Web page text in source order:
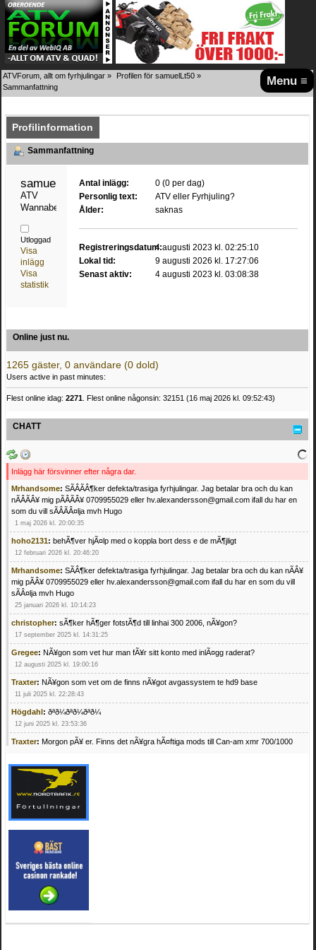
Menu ≡
ATVForum, allt om fyrhjulingar » Profilen för samuelLt50 »
Sammanfattning
Profilinformation
Sammanfattning
samuelLt50
ATV
Wannabe
Utloggad
Visa
inlägg
Visa
statistik
Antal inlägg:
0 (0 per dag)
Personlig text:
ATV eller Fyrhjuling?
Ålder:
saknas
Registreringsdatum:4 augusti 2023 kl. 02:25:10
Lokal tid:
9 augusti 2026 kl. 17:27:06
Senast aktiv:
4 augusti 2023 kl. 03:08:38
Online just nu.
1265 gäster, 0 användare (0 dold)
Users active in past minutes:
Flest online idag: 2271 . Flest online någonsin: 32151 (16 maj 2026 kl. 09:52:43)
CHATT
Inlägg här försvinner efter några dar.
Mrhandsome: SÃÂÃÂ¶ker defekta/trasiga fyrhjulingar. Jag betalar bra och du kan
nÃÂÃÂ¥ mig pÃÂÃÂ¥ 0709955029 eller hv.alexandersson@gmail.com ifall du har en
som du vill sÃÂÃÂ¤lja mvh Hugo
1 maj 2026 kl. 20:00:35
hoho2131: behÃ¶ver hjÃ¤lp med o koppla bort dess e de mÃ¶jligt
12 februari 2026 kl. 20:46:20
Mrhandsome: SÃÂ¶ker defekta/trasiga fyrhjulingar. Jag betalar bra och du kan nÃÂ¥
mig pÃÂ¥ 0709955029 eller hv.alexandersson@gmail.com ifall du har en som du vill
sÃÂ¤lja mvh Hugo
25 januari 2026 kl. 10:14:23
christopher: sÃ¶ker hÃ¶ger fotstÃ¶d till linhai 300 2006, nÃ¥gon?
17 september 2025 kl. 14:31:25
Gregee: NÃ¥gon som vet hur man fÃ¥r sitt konto med inlÃ¤gg raderat?
12 augusti 2025 kl. 19:00:16
Traxter: NÃ¥gon som vet om de finns nÃ¥got avgassystem te hd9 base
11 juli 2025 kl. 22:28:43
Högdahl: ðªð¼ðªð¼ðªð¼
12 juni 2025 kl. 23:53:36
Traxter: Morgon pÃ¥ er. Finns det nÃ¥gra hÃ¤ftiga mods till Can-am xmr 700/1000
Mrhandsome:SÃ¶ker defekta/trasiga fyrhjulingar. Jag betalar bra och du kan nÃ¥ mig
pÃ¥ 0709955029 eller hv.alexandersson@gmail.com ifall du har en som du vill sÃ¤lja
mvh Hugo
21 februari 2025 kl. 09:25:52
Oscar5:NÃ¥gon som vet vad man kan begÃ¤ra fÃ¶r en Honda TRX 350 FE 2005
4 februari 2025 kl. 19:20:50
Oscar5:44
4 februari 2025 kl. 19:15:36
Greger59:NÃ¤gon som vet har en Cetek 500 EFI
15 januari 2025 kl. 23:49:44
Mrhandsome:SÃÂ¶ker defekta/trasiga fyrhjulingar. Jag betalar bra och du kan nÃÂ¥